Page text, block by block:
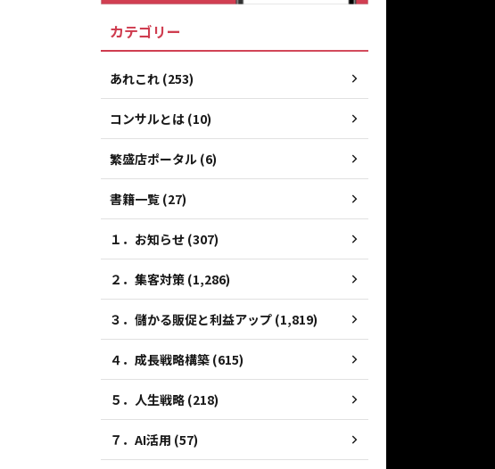
カテゴリー
あれこれ (253)
コンサルとは (10)
繁盛店ポータル (6)
書籍一覧 (27)
１．お知らせ (307)
２．集客対策 (1,286)
３．儲かる販促と利益アップ (1,819)
４．成長戦略構築 (615)
５．人生戦略 (218)
７．AI活用 (57)